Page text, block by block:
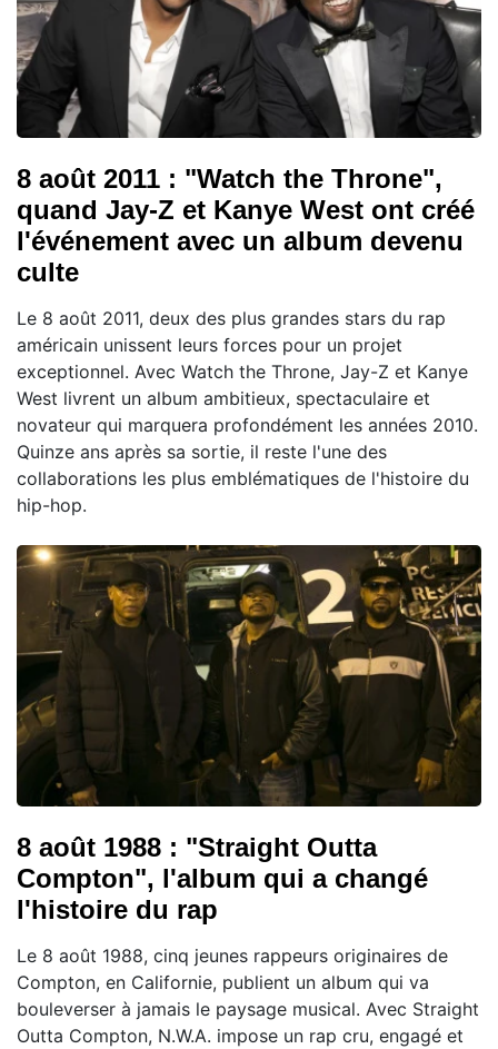
8 août 2011 : "Watch the Throne",
quand Jay-Z et Kanye West ont créé
l'événement avec un album devenu
culte
Le 8 août 2011, deux des plus grandes stars du rap
américain unissent leurs forces pour un projet
exceptionnel. Avec Watch the Throne, Jay-Z et Kanye
West livrent un album ambitieux, spectaculaire et
novateur qui marquera profondément les années 2010.
Quinze ans après sa sortie, il reste l'une des
collaborations les plus emblématiques de l'histoire du
hip-hop.
8 août 1988 : "Straight Outta
Compton", l'album qui a changé
l'histoire du rap
Le 8 août 1988, cinq jeunes rappeurs originaires de
Compton, en Californie, publient un album qui va
bouleverser à jamais le paysage musical. Avec Straight
Outta Compton, N.W.A. impose un rap cru, engagé et